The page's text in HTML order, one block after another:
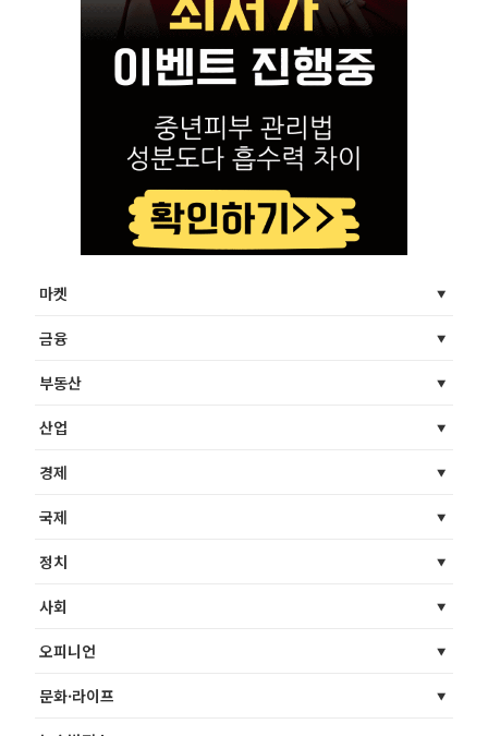
마켓
금융
부동산
산업
경제
국제
정치
사회
오피니언
문화·라이프